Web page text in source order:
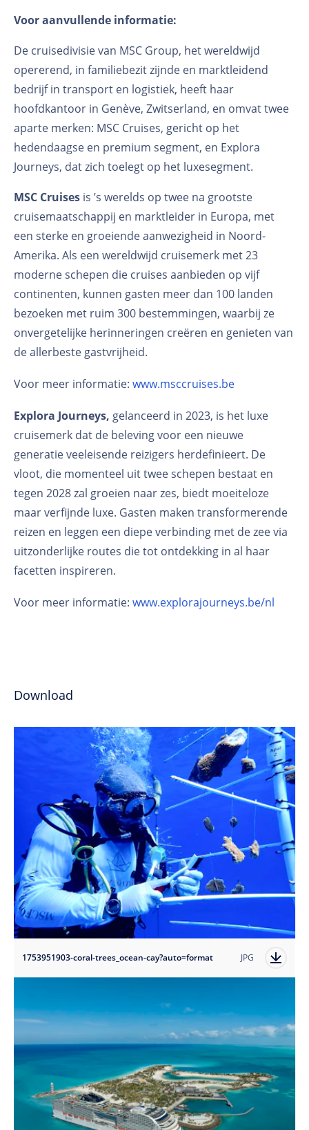
Voor aanvullende informatie:
De cruisedivisie van MSC Group, het wereldwijd
opererend, in familiebezit zijnde en marktleidend
bedrijf in transport en logistiek, heeft haar
hoofdkantoor in Genève, Zwitserland, en omvat twee
aparte merken: MSC Cruises, gericht op het
hedendaagse en premium segment, en Explora
Journeys, dat zich toelegt op het luxesegment.
MSC Cruises is ’s werelds op twee na grootste
cruisemaatschappij en marktleider in Europa, met
een sterke en groeiende aanwezigheid in Noord-
Amerika. Als een wereldwijd cruisemerk met 23
moderne schepen die cruises aanbieden op vijf
continenten, kunnen gasten meer dan 100 landen
bezoeken met ruim 300 bestemmingen, waarbij ze
onvergetelijke herinneringen creëren en genieten van
de allerbeste gastvrijheid.
Voor meer informatie: www.msccruises.be
Explora Journeys, gelanceerd in 2023, is het luxe
cruisemerk dat de beleving voor een nieuwe
generatie veeleisende reizigers herdefinieert. De
vloot, die momenteel uit twee schepen bestaat en
tegen 2028 zal groeien naar zes, biedt moeiteloze
maar verfijnde luxe. Gasten maken transformerende
reizen en leggen een diepe verbinding met de zee via
uitzonderlijke routes die tot ontdekking in al haar
facetten inspireren.
Voor meer informatie: www.explorajourneys.be/nl
Download
1753951903-coral-trees_ocean-cay?auto=format JPG